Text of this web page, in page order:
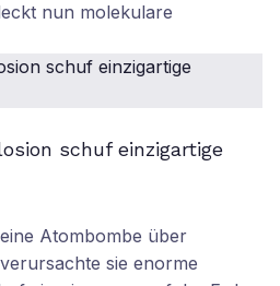
nun molekulare
schuf einzigartige
Atombombe über
sie enorme